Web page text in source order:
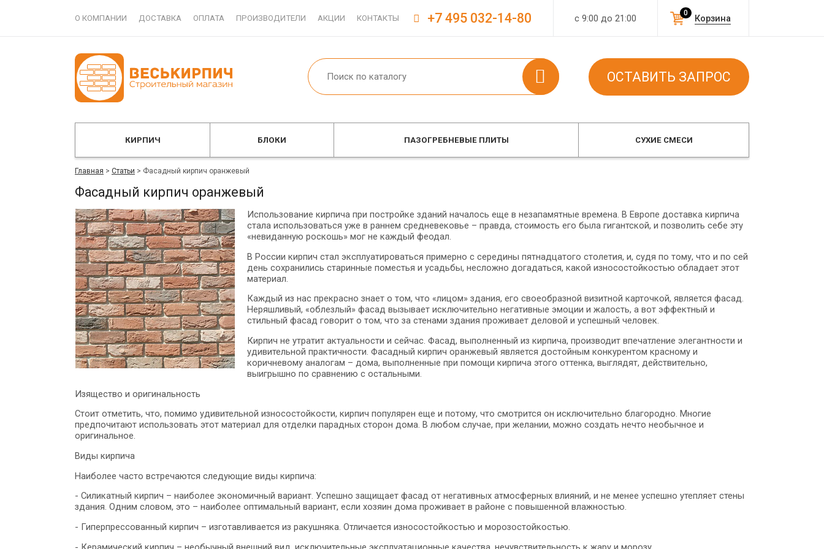
О КОМПАНИИ ДОСТАВКА ОПЛАТА ПРОИЗВОДИТЕЛИ АКЦИИ КОНТАКТЫ с 9:00 до 21:00 Корзина
0
+7 495 032-14-80
ОСТАВИТЬ ЗАПРОС
КИРПИЧ БЛОКИ ПАЗОГРЕБНЕВЫЕ ПЛИТЫ СУХИЕ СМЕСИ
Главная > Статьи > Фасадный кирпич оранжевый
Фасадный кирпич оранжевый
Использование кирпича при постройке зданий началось еще в незапамятные времена. В Европе доставка кирпича
стала использоваться уже в раннем средневековье – правда, стоимость его была гигантской, и позволить себе эту
«невиданную роскошь» мог не каждый феодал.
В России кирпич стал эксплуатироваться примерно с середины пятнадцатого столетия, и, судя по тому, что и по сей
день сохранились старинные поместья и усадьбы, несложно догадаться, какой износостойкостью обладает этот
материал.
Каждый из нас прекрасно знает о том, что «лицом» здания, его своеобразной визитной карточкой, является фасад.
Неряшливый, «облезлый» фасад вызывает исключительно негативные эмоции и жалость, а вот эффектный и
стильный фасад говорит о том, что за стенами здания проживает деловой и успешный человек.
Кирпич не утратит актуальности и сейчас. Фасад, выполненный из кирпича, производит впечатление элегантности и
удивительной практичности. Фасадный кирпич оранжевый является достойным конкурентом красному и
коричневому аналогам – дома, выполненные при помощи кирпича этого оттенка, выглядят, действительно,
выигрышно по сравнению с остальными.
Изящество и оригинальность
Стоит отметить, что, помимо удивительной износостойкости, кирпич популярен еще и потому, что смотрится он исключительно благородно. Многие
предпочитают использовать этот материал для отделки парадных сторон дома. В любом случае, при желании, можно создать нечто необычное и
оригинальное.
Виды кирпича
Наиболее часто встречаются следующие виды кирпича:
- Силикатный кирпич – наиболее экономичный вариант. Успешно защищает фасад от негативных атмосферных влияний, и не менее успешно утепляет стены
здания. Одним словом, это – наиболее оптимальный вариант, если хозяин дома проживает в районе с повышенной влажностью.
- Гиперпрессованный кирпич – изготавливается из ракушняка. Отличается износостойкостью и морозостойкостью.